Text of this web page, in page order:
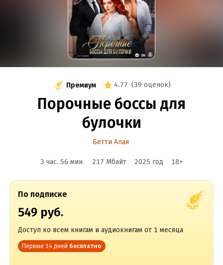
Премиум 4.77 (39 оценок)
Порочные боссы для
булочки
Бетти Алая
3 час. 56 мин. 217 Мбайт 2025 год 18+
По подписке
549 руб.
Доступ ко всем книгам и аудиокнигам от 1 месяца
Первые 14 дней бесплатно